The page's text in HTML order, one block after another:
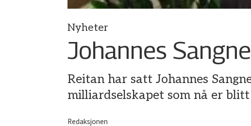
Nyheter
Johannes
Reitan har satt Johannes
milliardselskapet som nå er
Redaksjonen